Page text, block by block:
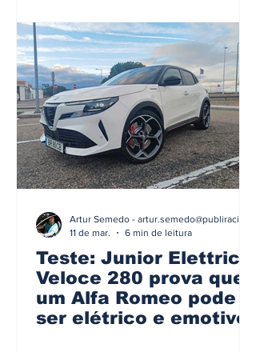
Teste: Junior Elettrica
Veloce 280 prova que
um Alfa Romeo pode
ser elétrico e emotivo
11 de mar.
6 min de leitura